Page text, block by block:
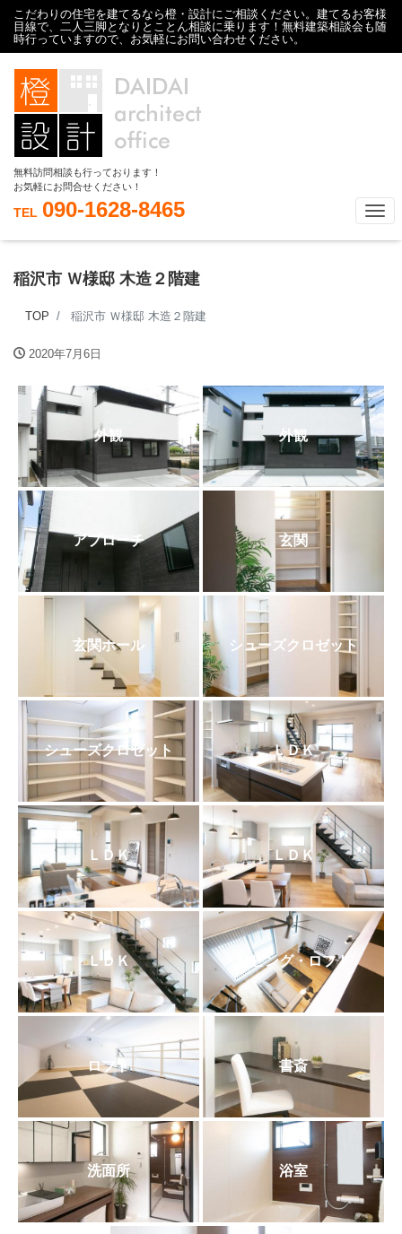
こだわりの住宅を建てるなら橙・設計にご相談ください。建てるお客様
目線で、二人三脚となりとことん相談に乗ります！無料建築相談会も随
時行っていますので、お気軽にお問い合わせください。
無料訪問相談も行っております！
お気軽にお問合せください！
TEL 090-1628-8465
稲沢市 Ｗ様邸 木造２階建
TOP 稲沢市 Ｗ様邸 木造２階建
2020年7月6日
外観 外観
アプローチ 玄関
玄関ホール シューズクロゼット
シューズクロゼット ＬＤＫ
ＬＤＫ ＬＤＫ
ＬＤＫ リビング・ロフト
ロフト 書斎
洗面所 浴室